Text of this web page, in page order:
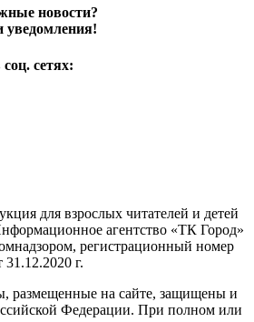
новости?
сетях:
для взрослых читателей и детей
агентство «ТК Город»
регистрационный номер
г.
размещенные на сайте, защищены и
Федерации. При полном или